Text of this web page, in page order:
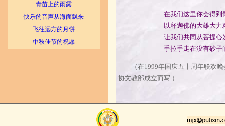
青苗上的雨露
快乐的音声从海面飘来
飞往远方的月饼
中秋佳节的祝愿
在我们这里你会得到青春
以释迦佛的大雄大力精神去
让我们共同从菩提心发出
手拉手走在没有砂子的琉
（在1999年国庆五十周年联欢晚
协文教部成立而写 ）